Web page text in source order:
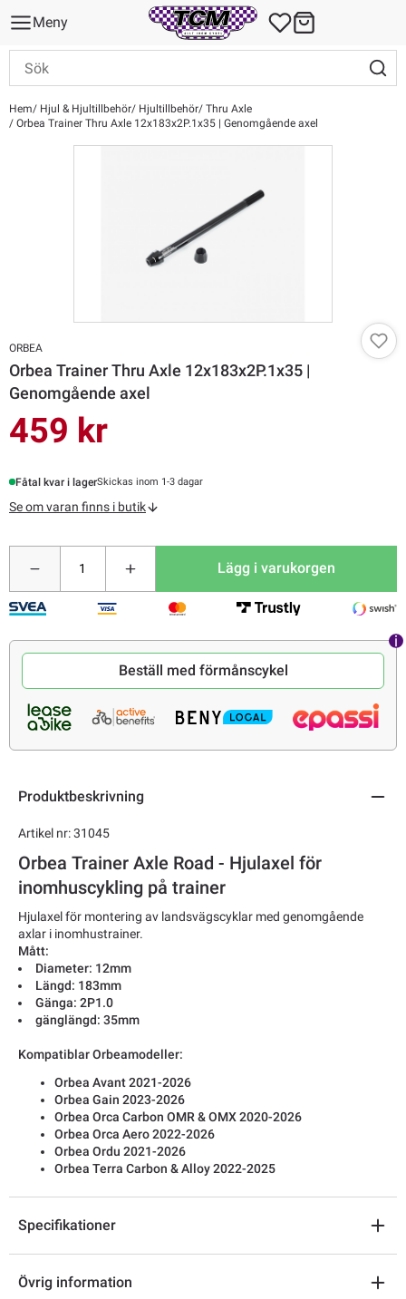
Meny
Hem Hjul & Hjultillbehör Hjultillbehör Thru Axle
Orbea Trainer Thru Axle 12x183x2P.1x35 | Genomgående axel
ORBEA
Orbea Trainer Thru Axle 12x183x2P.1x35 |
Genomgående axel
459 kr
Fåtal kvar i lagerSkickas inom 1-3 dagar
Se om varan finns i butik
Lägg i varukorgen
Beställ med förmånscykel
Produktbeskrivning
Artikel nr: 31045
Orbea Trainer Axle Road - Hjulaxel för
inomhuscykling på trainer
Hjulaxel för montering av landsvägscyklar med genomgående
axlar i inomhustrainer.
Mått:
Diameter: 12mm
Längd: 183mm
Gänga: 2P1.0
gänglängd: 35mm
Kompatiblar Orbeamodeller:
Orbea Avant 2021-2026
Orbea Gain 2023-2026
Orbea Orca Carbon OMR & OMX 2020-2026
Orbea Orca Aero 2022-2026
Orbea Ordu 2021-2026
Orbea Terra Carbon & Alloy 2022-2025
Specifikationer
Övrig information